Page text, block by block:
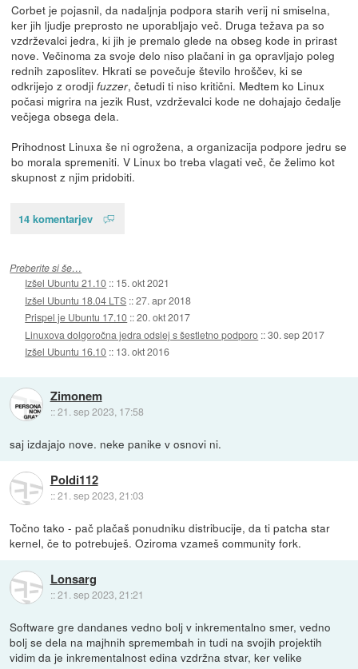
Corbet je pojasnil, da nadaljnja podpora starih verij ni smiselna,
ker jih ljudje preprosto ne uporabljajo več. Druga težava pa so
vzdrževalci jedra, ki jih je premalo glede na obseg kode in prirast
nove. Večinoma za svoje delo niso plačani in ga opravljajo poleg
rednih zaposlitev. Hkrati se povečuje število hroščev, ki se
odkrijejo z orodji fuzzer, četudi ti niso kritični. Medtem ko Linux
počasi migrira na jezik Rust, vzdrževalci kode ne dohajajo čedalje
večjega obsega dela.
Prihodnost Linuxa še ni ogrožena, a organizacija podpore jedru se
bo morala spremeniti. V Linux bo treba vlagati več, če želimo kot
skupnost z njim pridobiti.
14 komentarjev
Preberite si še…
Izšel Ubuntu 21.10 :: 15. okt 2021
Izšel Ubuntu 18.04 LTS ::27. apr 2018
Prispel je Ubuntu 17.10 ::20. okt 2017
Linuxova dolgoročna jedra odslej s šestletno podporo ::30. sep 2017
Izšel Ubuntu 16.10 :: 13. okt 2016
Zimonem
::21. sep 2023, 17:58
saj izdajajo nove. neke panike v osnovi ni.
Poldi112
::21. sep 2023, 21:03
Točno tako - pač plačaš ponudniku distribucije, da ti patcha star
kernel, če to potrebuješ. Oziroma vzameš community fork.
Lonsarg
::21. sep 2023, 21:21
Software gre dandanes vedno bolj v inkrementalno smer, vedno
bolj se dela na majhnih spremembah in tudi na svojih projektih
vidim da je inkrementalnost edina vzdržna stvar, ker velike